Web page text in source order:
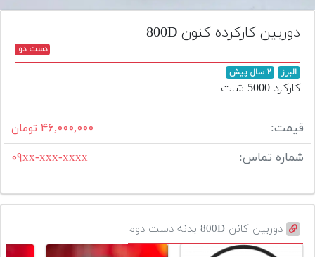
تجهیزات
مکث
افزودن
دست
دوم
لیست
قیمت
دوربین
بله
دوربین کارکرده کنون 800D
دست دو
البرز ۲ سال پیش
کارکرد 5000 شات
قیمت: ۴۶,۰۰۰,۰۰۰ تومان
شماره تماس: ۰۹xx-xxx-xxxx
دوربین کانن 800D بدنه دست دوم